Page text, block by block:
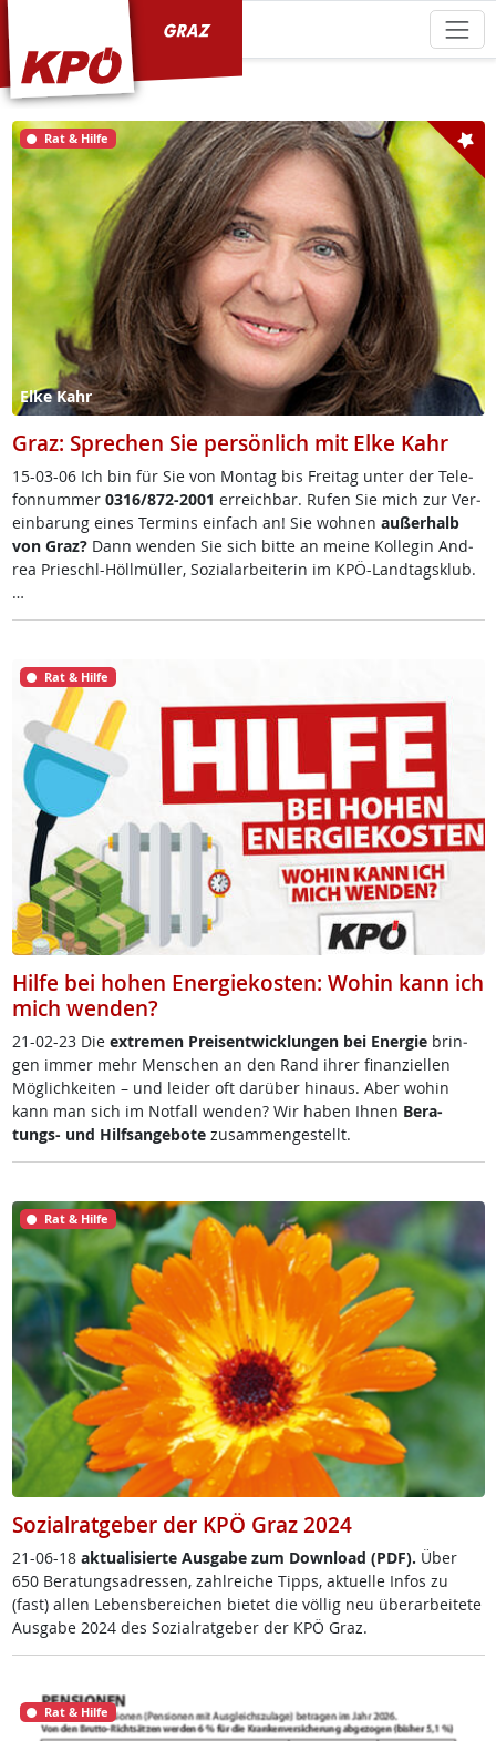
Rat & Hilfe
Elke Kahr
Graz: Sprechen Sie persönlich mit Elke Kahr
15-03-06 Ich bin für Sie von Mon­tag bis Frei­tag un­ter der Te­le­
fon­num­mer 0316/872-2001 er­reich­bar. Ru­fen Sie mich zur Ve­r­
ein­ba­rung ei­nes Ter­mins ein­fach an! Sie woh­nen au­ßer­halb
von Graz?Dann wen­den Sie sich bit­te an mei­ne Kol­le­gin And­
rea Prie­schl-Höll­mül­ler, So­zial­ar­bei­te­rin im KPÖ-Land­tags­klub.
…
Rat & Hilfe
Hilfe bei hohen Energiekosten: Wohin kann ich
mich wenden?
21-02-23 Die ex­t­re­men Preis­ent­wick­lun­gen bei En­er­giebrin­
gen im­mer mehr Men­schen an den Rand ih­rer fi­nan­zi­el­len
Mög­lich­kei­ten – und lei­der oft dar­über hin­aus. Aber wo­hin
kann man sich im Not­fall wen­den? Wir ha­ben Ih­nen Be­ra­
tungs- und Hilf­s­an­ge­bo­te zu­sam­men­ge­s­tellt.
Rat & Hilfe
Sozialratgeber der KPÖ Graz 2024
21-06-18 ak­tua­li­sier­te Aus­ga­be zum Down­load (PDF). Über
650 Be­ra­tungsadres­sen, zahl­rei­che Tipps, ak­tu­el­le In­fos zu
(fast) al­len Le­bens­be­rei­chen bie­tet die völ­lig neu über­ar­bei­te­te
Aus­ga­be 2024 des So­zial­rat­ge­ber der KPÖ Graz.
Rat & Hilfe